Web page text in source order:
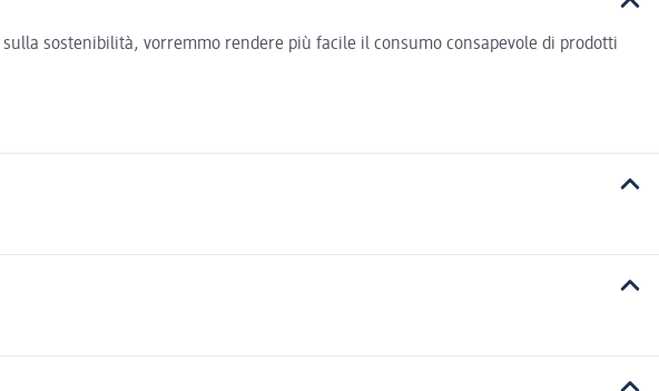
sostenibilità, vorremmo rendere più facile il consumo consapevole di prodotti